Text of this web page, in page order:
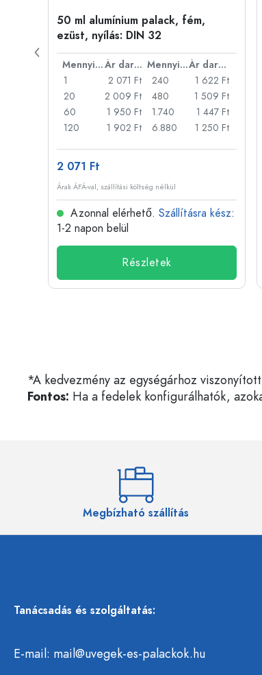
50 ml alumínium palack, fém,
ezüst, nyílás: DIN 32
Mennyiség Ár darabonként Mennyiség
Ár darabonként
1
2 071 Ft
20
2 009 Ft
60
1 950 Ft
120
1 902 Ft
240
1 622 Ft
480
1 509 Ft
1.740
1 447 Ft
6.880
1 250 Ft
2 071 Ft
Árak ÁFÁ-val, szállítási költség nélkül
Azonnal elérhető. Szállításra kész:
1-2 napon belül
Részletek
*A kedvezmény az egységárhoz
Fontos: Ha a fedelek konfigurálhatók,
Megbízható szállítás
Tanácsadás és szolgáltatás:
E-mail: mail@uvegek-es-palackok.hu